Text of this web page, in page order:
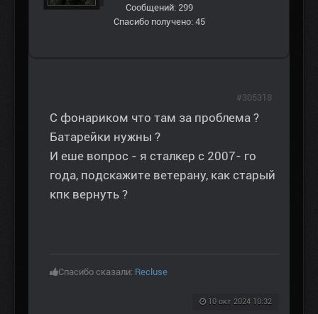
Сообщений: 299
Спасибо получено: 45
С фонариком что там за проблема ?
Батарейки нужны ?
И еше вопрос - я сталкер с 2007- го
года, подскажите ветерану, как старый
кпк вернуть ?
Спасибо сказали: Recluse
10 окт 2024 10:32
#305318